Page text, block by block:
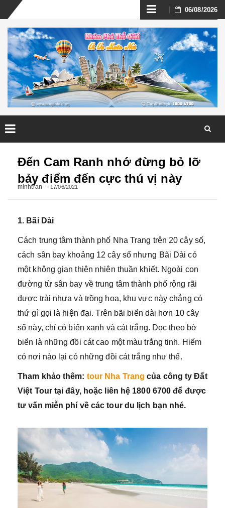
Skip
to
content
06/08/2026
Đến Cam Ranh nhớ đừng bỏ lỡ
bảy điểm đến cực thú vị này
minhtran 17/06/2021
1. Bãi Dài
Cách trung tâm thành phố Nha Trang trên 20 cây số,
cách sân bay khoảng 12 cây số nhưng Bãi Dài có
một không gian thiên nhiên thuần khiết. Ngoài con
đường từ sân bay về trung tâm thành phố rộng rãi
được trải nhựa và trồng hoa, khu vực này chẳng có
thứ gì gọi là hiện đại. Trên bãi biển dài hơn 10 cây
số này, chỉ có biển xanh và cát trắng. Dọc theo bờ
biển là những đồi cát cao một màu trắng tinh. Hiếm
có nơi nào lại có những đồi cát trắng như thế.
Tham khảo thêm: tour Nha Trang của công ty Đất
Việt Tour tại đây, hoặc liên hệ 1800 6700 để được
tư vấn miễn phí về các tour du lịch bạn nhé.